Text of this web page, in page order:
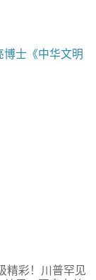
士《中华文明
精彩！川普罕见